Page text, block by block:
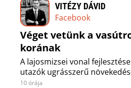
VITÉZY DÁVID
Facebook
Véget vetünk a
korának
A lajosmizsei vonal
utazók ugrásszerű
10 órája